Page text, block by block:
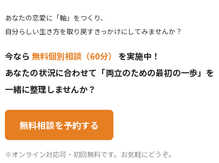
あなたの恋愛に「軸」をつくり、
自分らしい生き方を取り戻すきっかけにしてみませんか？
今なら 無料個別相談（60分）
を実施中！
あなたの状況に合わせて「両立のための最初の一歩」を
一緒に整理しませんか？
無料相談を予約する
※オンライン対応可・初回無料です。お気軽にどうぞ。